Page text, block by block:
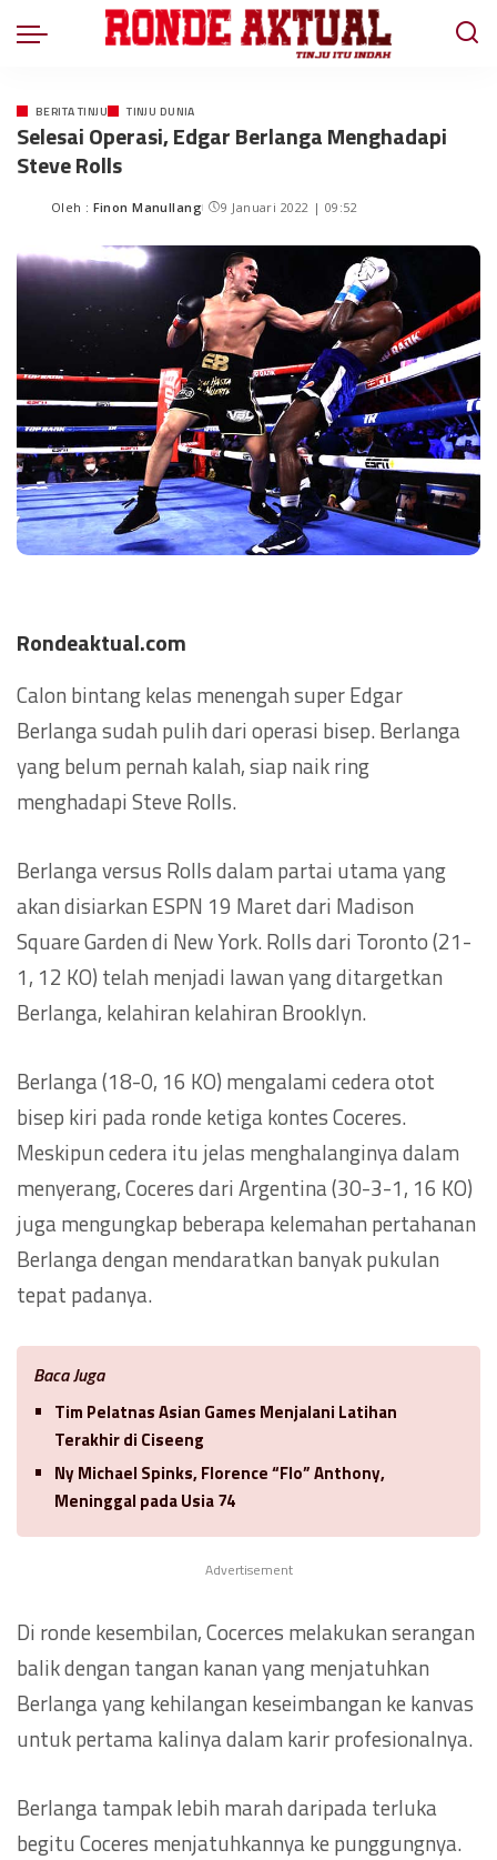
BERITA TINJU TINJU DUNIA
Selesai Operasi, Edgar Berlanga Menghadapi
Steve Rolls
Oleh : Finon Manullang 9 Januari 2022 | 09:52
Rondeaktual.com
Calon bintang kelas menengah super Edgar
Berlanga sudah pulih dari operasi bisep. Berlanga
yang belum pernah kalah, siap naik ring
menghadapi Steve Rolls.
Berlanga versus Rolls dalam partai utama yang
akan disiarkan ESPN 19 Maret dari Madison
Square Garden di New York. Rolls dari Toronto (21-
1, 12 KO) telah menjadi lawan yang ditargetkan
Berlanga, kelahiran kelahiran Brooklyn.
Berlanga (18-0, 16 KO) mengalami cedera otot
bisep kiri pada ronde ketiga kontes Coceres.
Meskipun cedera itu jelas menghalanginya dalam
menyerang, Coceres dari Argentina (30-3-1, 16 KO)
juga mengungkap beberapa kelemahan pertahanan
Berlanga dengan mendaratkan banyak pukulan
tepat padanya.
Baca Juga
Tim Pelatnas Asian Games Menjalani Latihan
Terakhir di Ciseeng
Ny Michael Spinks, Florence “Flo” Anthony,
Meninggal pada Usia 74
Advertisement
Di ronde kesembilan, Cocerces melakukan serangan
balik dengan tangan kanan yang menjatuhkan
Berlanga yang kehilangan keseimbangan ke kanvas
untuk pertama kalinya dalam karir profesionalnya.
Berlanga tampak lebih marah daripada terluka
begitu Coceres menjatuhkannya ke punggungnya.